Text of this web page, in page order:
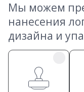
Мы можем
нанесения
дизайна и